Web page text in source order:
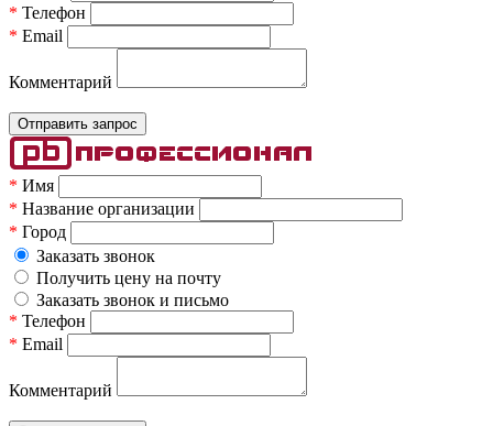
* Телефон
* Email
Комментарий
* Имя
* Название организации
* Город
Заказать звонок
Получить цену на почту
Заказать звонок и письмо
* Телефон
* Email
Комментарий